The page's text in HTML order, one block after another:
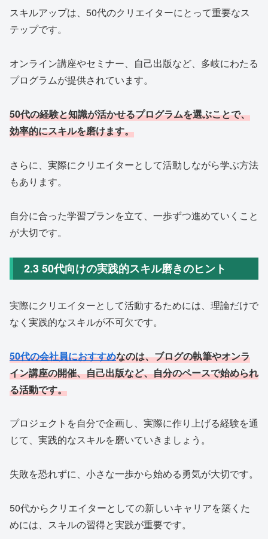
スキルアップは、50代のクリエイターにとって重要なス
テップです。
オンライン講座やセミナー、自己出版など、多岐にわたる
プログラムが提供されています。
50代の経験と知識が活かせるプログラムを選ぶことで、
効率的にスキルを磨けます。
さらに、実際にクリエイターとして活動しながら学ぶ方法
もあります。
自分に合った学習プランを立て、一歩ずつ進めていくこと
が大切です。
2.3 50代向けの実践的スキル磨きのヒント
実際にクリエイターとして活動するためには、理論だけで
なく実践的なスキルが不可欠です。
50代の会社員におすすめなのは、ブログの執筆やオンラ
イン講座の開催、自己出版など、自分のペースで始められ
る活動です。
プロジェクトを自分で企画し、実際に作り上げる経験を通
じて、実践的なスキルを磨いていきましょう。
失敗を恐れずに、小さな一歩から始める勇気が大切です。
50代からクリエイターとしての新しいキャリアを築くた
めには、スキルの習得と実践が重要です。